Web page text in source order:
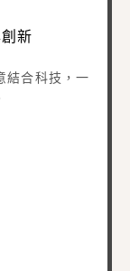
新
結合科技，一